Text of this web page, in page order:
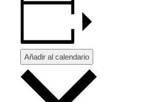
Añadir al calendario